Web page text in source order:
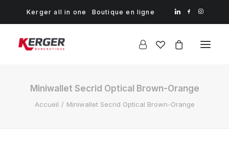
Kerger all in one Boutique en ligne
Miniwallet Secrid Optical Brown-Orange
Accueil Miniwallet Secrid Optical Brown-Orange